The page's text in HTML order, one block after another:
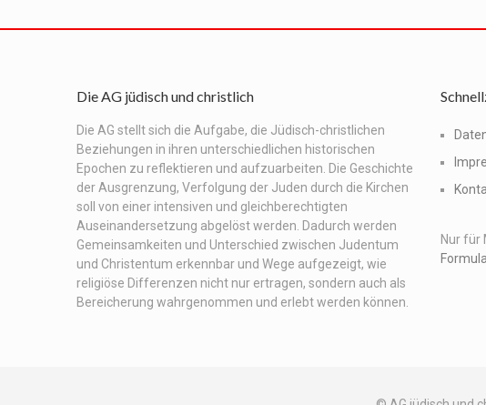
Die AG jüdisch und christlich
Die AG stellt sich die Aufgabe, die Jüdisch-christlichen
Beziehungen in ihren unterschiedlichen historischen
Epochen zu reflektieren und aufzuarbeiten. Die Geschichte
der Ausgrenzung, Verfolgung der Juden durch die Kirchen
soll von einer intensiven und gleichberechtigten
Auseinandersetzung abgelöst werden. Dadurch werden
Gemeinsamkeiten und Unterschied zwischen Judentum
und Christentum erkennbar und Wege aufgezeigt, wie
religiöse Differenzen nicht nur ertragen, sondern auch als
Bereicherung wahrgenommen und erlebt werden können.
Nur für